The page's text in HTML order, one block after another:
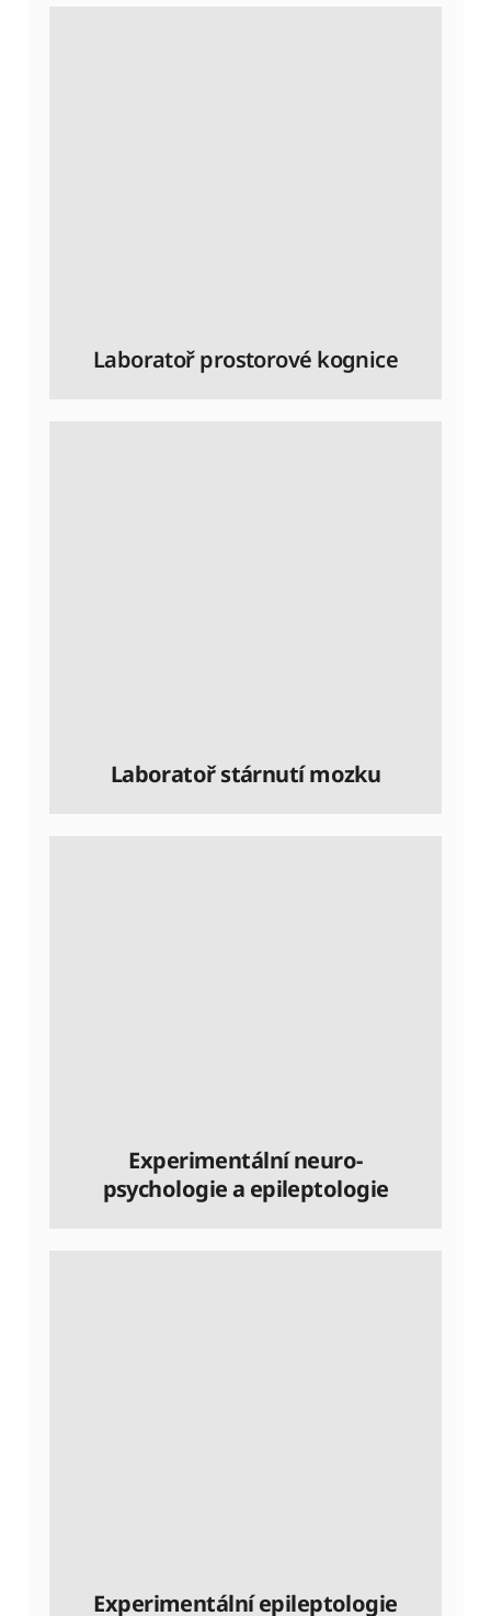
Laboratoř prostorové kognice
Laboratoř stárnutí mozku
Experimentální neuro-
psychologie a epileptologie
Experimentální epileptologie